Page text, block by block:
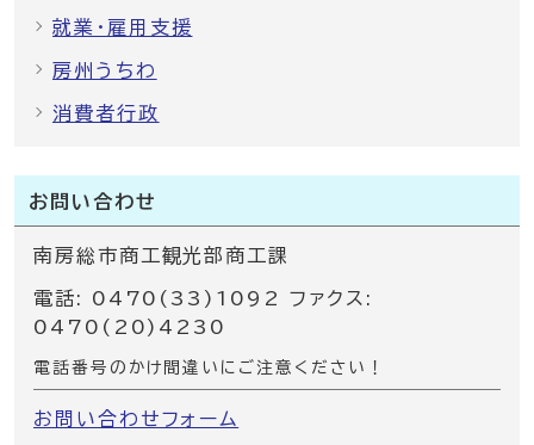
就業・雇用支援
房州うちわ
消費者行政
お問い合わせ
南房総市商工観光部商工課
電話: 0470(33)1092 ファクス:
0470(20)4230
電話番号のかけ間違いにご注意ください！
お問い合わせフォーム